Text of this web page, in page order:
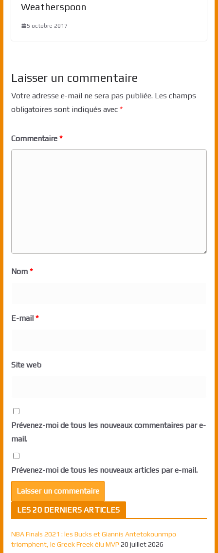
Weatherspoon
5 octobre 2017
Laisser un commentaire
Votre adresse e-mail ne sera pas publiée. Les champs
obligatoires sont indiqués avec *
Commentaire *
Nom *
E-mail *
Site web
Prévenez-moi de tous les nouveaux commentaires par e-
mail.
Prévenez-moi de tous les nouveaux articles par e-mail.
LES 20 DERNIERS ARTICLES
NBA Finals 2021 : les Bucks et Giannis Antetokounmpo
triomphent, le Greek Freek élu MVP 20 juillet 2026